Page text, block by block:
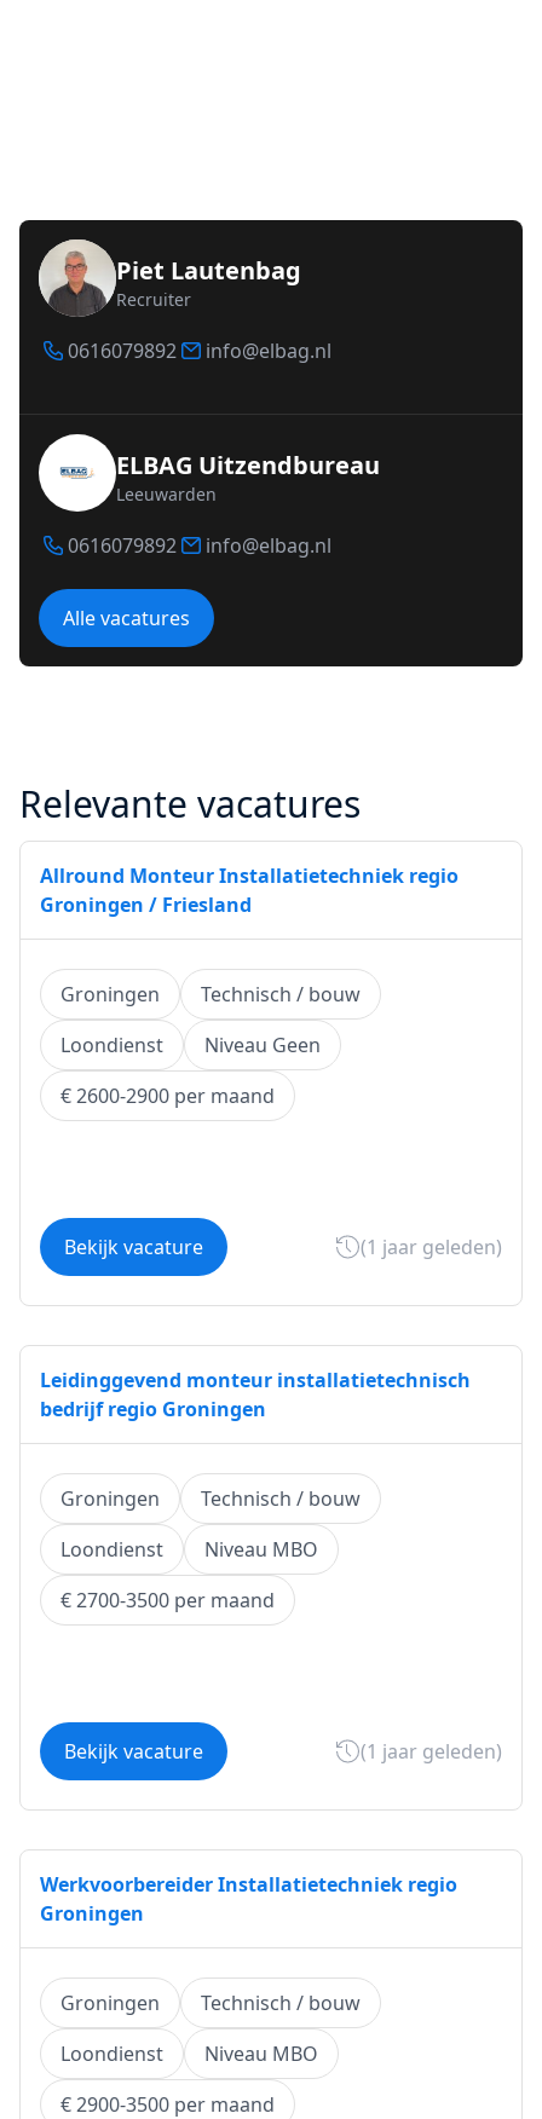
Piet Lautenbag
Recruiter
0616079892 info@elbag.nl
ELBAG Uitzendbureau
Leeuwarden
0616079892 info@elbag.nl
Alle vacatures
Relevante vacatures
Allround Monteur Installatietechniek regio
Groningen / Friesland
Groningen
Technisch / bouw
Loondienst
Niveau Geen
€ 2600-2900 per maand
Bekijk vacature (1 jaar geleden)
Leidinggevend monteur installatietechnisch
bedrijf regio Groningen
Groningen
Technisch / bouw
Loondienst
Niveau MBO
€ 2700-3500 per maand
Bekijk vacature (1 jaar geleden)
Werkvoorbereider Installatietechniek regio
Groningen
Groningen
Technisch / bouw
Loondienst
Niveau MBO
€ 2900-3500 per maand